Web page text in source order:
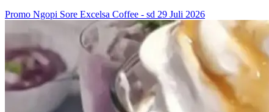
Promo Ngopi Sore Excelsa Coffee - sd 29 Juli 2026